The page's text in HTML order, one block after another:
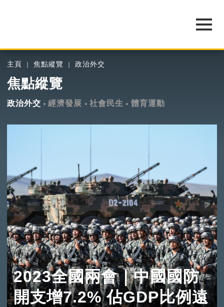
主頁 焦點縱覽 政治外交
焦點縱覽
政治外交 經濟發展 社會民生 體育運動
2023全國兩會｜中國國防
開支增7.2% 佔GDP比例遠